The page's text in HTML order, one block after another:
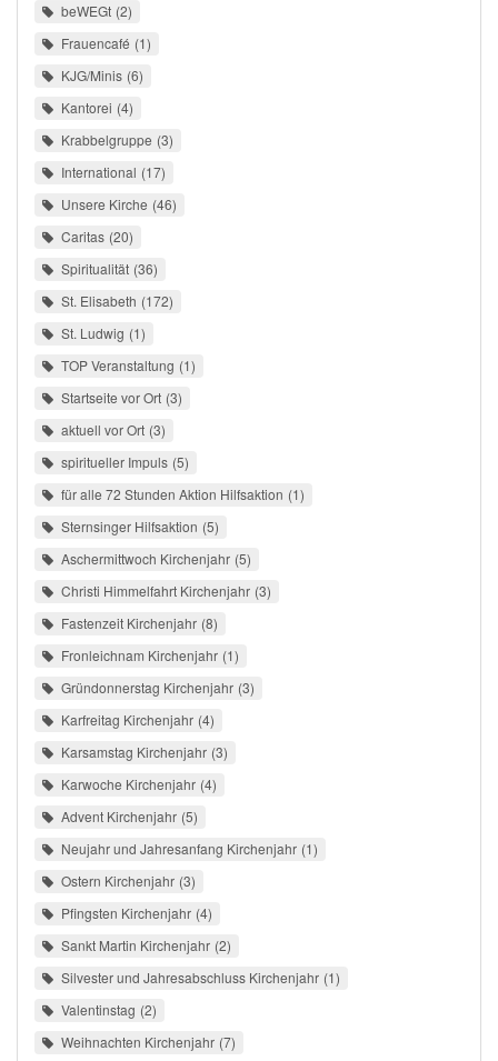
beWEGt 2
Frauencafé 1
KJG/Minis 6
Kantorei 4
Krabbelgruppe 3
International 17
Unsere Kirche 46
Caritas 20
Spiritualität 36
St. Elisabeth 172
St. Ludwig 1
TOP Veranstaltung 1
Startseite vor Ort 3
aktuell vor Ort 3
spiritueller Impuls 5
für alle 72 Stunden Aktion Hilfsaktion 1
Sternsinger Hilfsaktion 5
Aschermittwoch Kirchenjahr 5
Christi Himmelfahrt Kirchenjahr 3
Fastenzeit Kirchenjahr 8
Fronleichnam Kirchenjahr 1
Gründonnerstag Kirchenjahr 3
Karfreitag Kirchenjahr 4
Karsamstag Kirchenjahr 3
Karwoche Kirchenjahr 4
Advent Kirchenjahr 5
Neujahr und Jahresanfang Kirchenjahr 1
Ostern Kirchenjahr 3
Pfingsten Kirchenjahr 4
Sankt Martin Kirchenjahr 2
Silvester und Jahresabschluss Kirchenjahr 1
Valentinstag 2
Weihnachten Kirchenjahr 7